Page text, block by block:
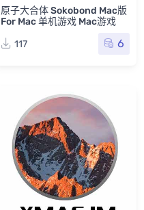
原子大合体 Sokobond Mac版
For Mac 单机游戏 Mac游戏
117
6